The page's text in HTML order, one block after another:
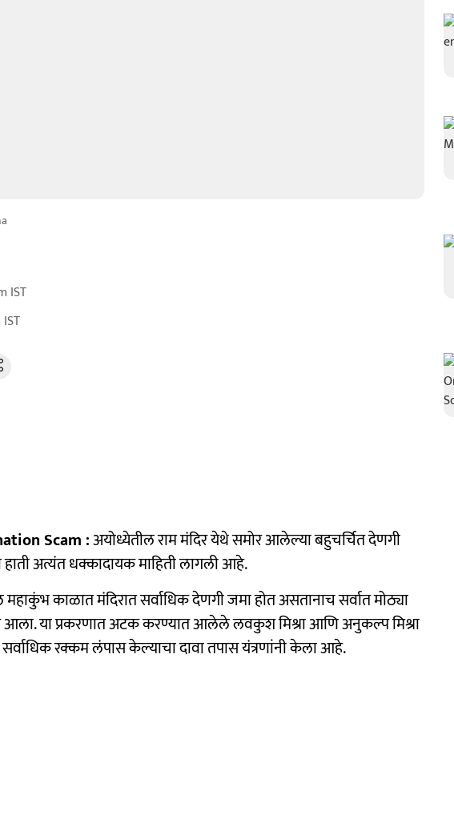
IST
IST
Scam :अयोध्येतील राम मंदिर येथे समोर आलेल्या बहुचर्चित देणगी
हाती अत्यंत धक्कादायक माहिती लागली आहे.
काळात मंदिरात सर्वाधिक देणगी जमा होत असतानाच सर्वात मोठ्या
आला. या प्रकरणात अटक करण्यात आलेले लवकुश मिश्रा आणि अनुकल्प मिश्रा
रक्कम लंपास केल्याचा दावा तपास यंत्रणांनी केला आहे.